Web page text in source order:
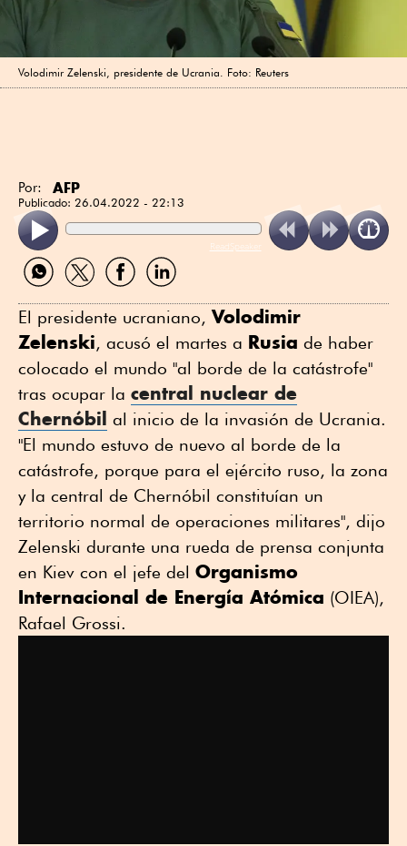
Volodimir Zelenski, presidente de Ucrania. Foto: Reuters
Por: AFP
Publicado: 26.04.2022 - 22:13
ReadSpeaker
Compartir
por
Compartir
por
Compartir
por
Compartir
por
El presidente ucraniano,Volodimir
Zelenski, acusó el martes a Rusia de haber
colocado el mundo "al borde de la catástrofe"
tras ocupar la central nuclear de
Chernóbil al inicio de la invasión de Ucrania.
"El mundo estuvo de nuevo al borde de la
catástrofe, porque para el ejército ruso, la zona
y la central de Chernóbil constituían un
territorio normal de operaciones militares", dijo
Zelenski durante una rueda de prensa conjunta
en Kiev con el jefe del Organismo
Internacional de Energía Atómica (OIEA),
Rafael Grossi.